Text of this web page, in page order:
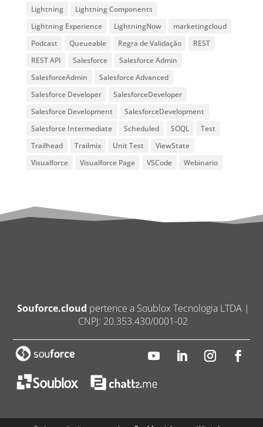
Lightning
Lightning Components
Lightning Experience
LightningNow
marketingcloud
Podcast
Queueable Regra de Validação
REST
REST API
Salesforce
Salesforce Admin
SalesforceAdmin
Salesforce Advanced
Salesforce Developer
SalesforceDeveloper
Salesforce Development
SalesforceDevelopment
Salesforce Intermediate
Scheduled SOQL
Test
Trailhead
Trailmix Unit Test
ViewState
Visualforce
Visualforce Page VSCode Webinario
Souforce.cloud pertence a Soublox Tecnologia LTDA |
CNPJ: 20.353.430/0001-02